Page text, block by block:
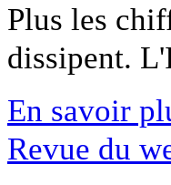
Plus les
dissipent.
En savoir
Revue du